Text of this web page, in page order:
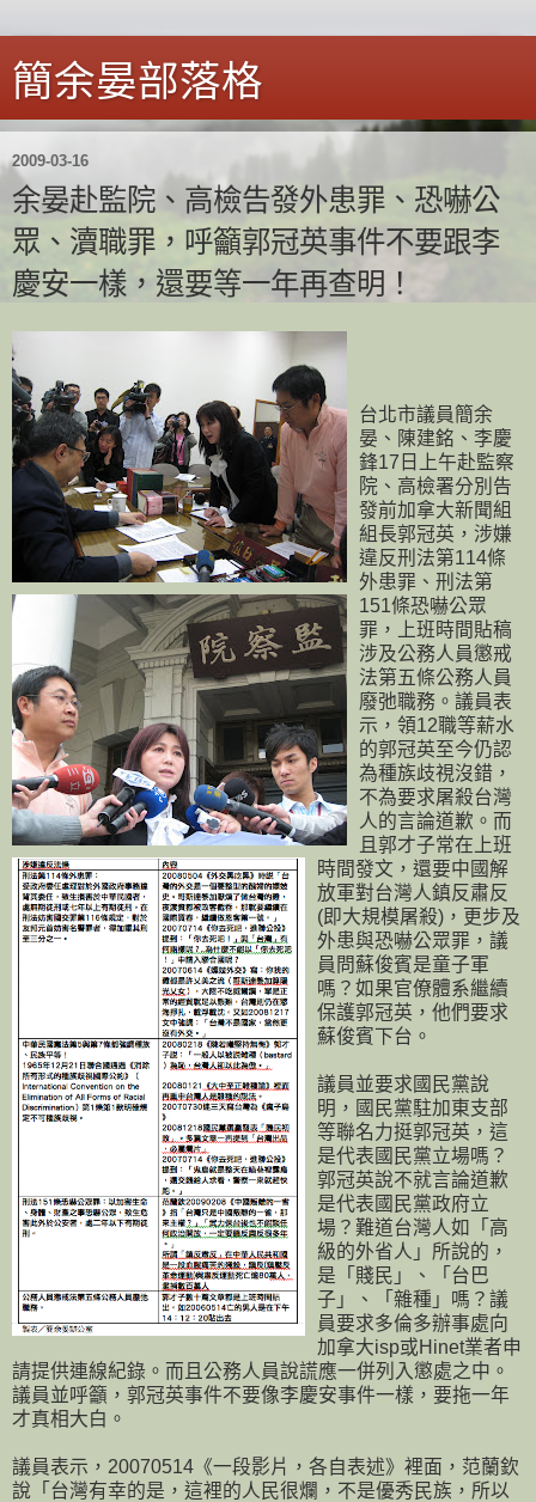
簡余晏部落格
2009-03-16
余晏赴監院、高檢告發外患罪、恐嚇公
眾、瀆職罪，呼籲郭冠英事件不要跟李
慶安一樣，還要等一年再查明！
台北市議員簡余
晏、陳建銘、李慶
鋒17日上午赴監察
院、高檢署分別告
發前加拿大新聞組
組長郭冠英，涉嫌
違反刑法第114條
外患罪、刑法第
151條恐嚇公眾
罪，上班時間貼稿
涉及公務人員懲戒
法第五條公務人員
廢弛職務。議員表
示，領12職等薪水
的郭冠英至今仍認
為種族歧視沒錯，
不為要求屠殺台灣
人的言論道歉。而
且郭才子常在上班
時間發文，還要中國解
放軍對台灣人鎮反肅反
(即大規模屠殺)，更步及
外患與恐嚇公眾罪，議
員問蘇俊賓是童子軍
嗎？如果官僚體系繼續
保護郭冠英，他們要求
蘇俊賓下台。
議員並要求國民黨說
明，國民黨駐加東支部
等聯名力挺郭冠英，這
是代表國民黨立場嗎？
郭冠英說不就言論道歉
是代表國民黨政府立
場？難道台灣人如「高
級的外省人」所說的，
是「賤民」、「台巴
子」、「雜種」嗎？議
員要求多倫多辦事處向
加拿大isp或Hinet業者申
請提供連線紀錄。而且公務人員說謊應一併列入懲處之中。
議員並呼籲，郭冠英事件不要像李慶安事件一樣，要拖一年
才真相大白。
議員表示，20070514《一段影片，各自表述》裡面，范蘭欽
說「台灣有幸的是，這裡的人民很爛，不是優秀民族，所以